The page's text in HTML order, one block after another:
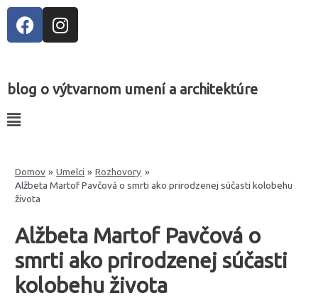
blog o výtvarnom umení a architektúre
Domov Umelci
Rozhovory
Alžbeta Martof Pavčová o smrti ako prirodzenej súčasti kolobehu
života
Alžbeta Martof Pavčová o
smrti ako prirodzenej súčasti
kolobehu života